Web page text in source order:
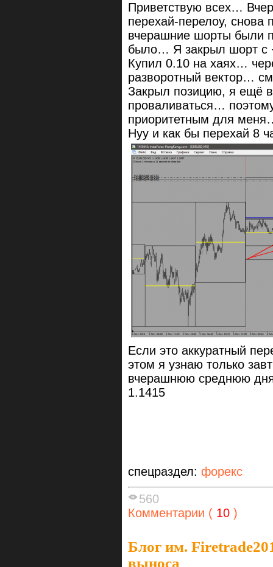
Приветствую всех…
перехай-перелоу,
вчерашние шорты были
было… Я закрыл шорт с
Купил 0.10 на хаях…
разворотный вектор…
Закрыл позицию, я ещё
проваливаться…
приоритетным для
Нуу и как бы перехай 8
Если это аккуратный
этом я узнаю только
вчерашнюю среднюю
1.1415
спецраздел: форекс
560
Комментарии ( 10 )
Блог им.
выноса